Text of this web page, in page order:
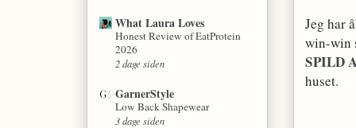
Jeg har
win-win
SPILD
huset.
What Laura Loves
Honest Review of EatProtein
2026
2 dage siden
GarnerStyle
Low Back Shapewear
3 dage siden